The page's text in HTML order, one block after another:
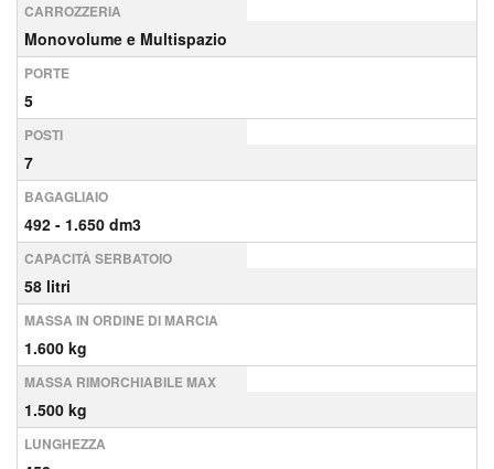
CARROZZERIA
Monovolume e Multispazio
PORTE
5
POSTI
7
BAGAGLIAIO
492 - 1.650 dm3
CAPACITÀ SERBATOIO
58 litri
MASSA IN ORDINE DI MARCIA
1.600 kg
MASSA RIMORCHIABILE MAX
1.500 kg
LUNGHEZZA